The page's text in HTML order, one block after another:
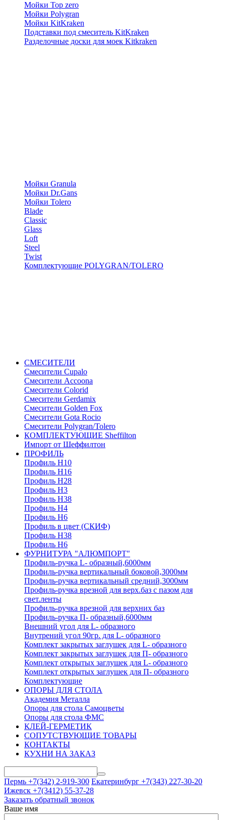
Мойки Top zero
Мойки Polygran
Мойки KitKraken
Подставки под смеситель KitKraken
Разделочные доски для моек Kitkraken
Мойки Granula
Мойки Dr.Gans
Мойки Tolero
Blade
Classic
Glass
Loft
Steel
Twist
Комплектующие POLYGRAN/TOLERO
СМЕСИТЕЛИ
Cмесители Cupalo
Смесители Accoona
Смесители Colorid
Смесители Gerdamix
Смесители Golden Fox
Смесители Gota Rocio
Смесители Polygran/Tolero
КОМПЛЕКТУЮЩИЕ Sheffilton
Импорт от Шеффилтон
ПРОФИЛЬ
Профиль H10
Профиль H16
Профиль H28
Профиль H3
Профиль H38
Профиль H4
Профиль H6
Профиль в цвет (СКИФ)
Профиль H38
Профиль H6
ФУРНИТУРА "АЛЮМПОРТ"
Профиль-ручка L- образный,6000мм
Профиль-ручка вертикальный боковой,3000мм
Профиль-ручка вертикальный средний,3000мм
Профиль-ручка врезной для верх.баз с пазом для
свет.ленты
Профиль-ручка врезной для верхних баз
Профиль-ручка П- образный,6000мм
Внешний угол для L- образного
Внутрений угол 90гр. для L- образного
Комплект закрытых заглушек для L- образного
Комплект закрытых заглушек для П- образного
Комплект открытых заглушек для L- образного
Комплект открытых заглушек для П- образного
Комплектующие
ОПОРЫ ДЛЯ СТОЛА
Академия Металла
Опоры для стола Самоцветы
Опоры для стола ФМС
КЛЕЙ-ГЕРМЕТИК
СОПУТСТВУЮЩИЕ ТОВАРЫ
КОНТАКТЫ
КУХНИ НА ЗАКАЗ
Пермь +7(342) 2-919-300 Екатеринбург +7(343) 227-30-20
Ижевск +7(3412) 55-37-28
Заказать обратный звонок
Ваше имя